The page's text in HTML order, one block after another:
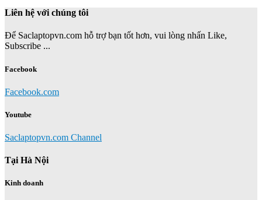
Liên hệ với chúng tôi
Để Saclaptopvn.com hỗ trợ bạn tốt hơn, vui lòng nhấn Like,
Subscribe ...
Facebook
Facebook.com
Youtube
Saclaptopvn.com Channel
Tại Hà Nội
Kinh doanh